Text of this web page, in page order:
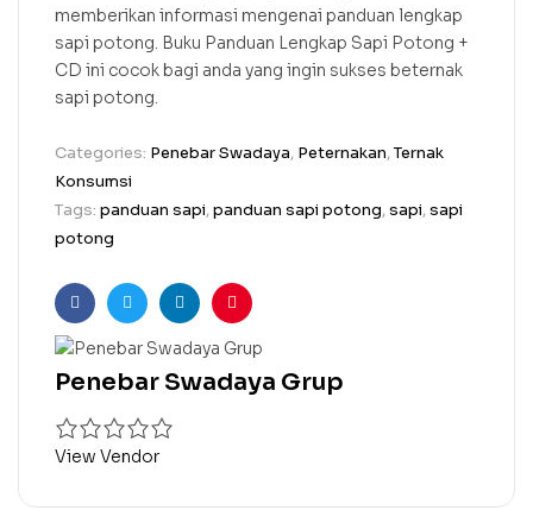
memberikan informasi mengenai panduan lengkap
sapi potong. Buku Panduan Lengkap Sapi Potong +
CD ini cocok bagi anda yang ingin sukses beternak
sapi potong.
Categories: Penebar Swadaya, Peternakan,Ternak
Konsumsi
Tags: panduan sapi,panduan sapi potong,sapi,sapi
potong
FacebookTwitterLinkedinPinterest
Penebar Swadaya Grup
View Vendor